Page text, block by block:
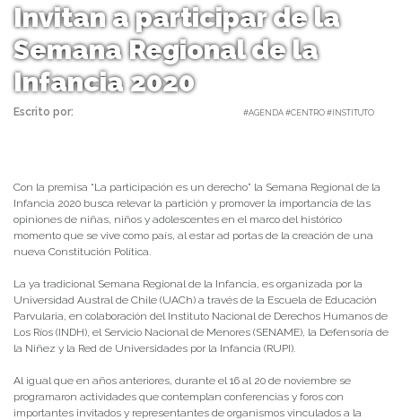
Invitan a participar de la
Semana Regional de la
Infancia 2020
Escrito por: #AGENDA #CENTRO #INSTITUTO
Con la premisa “La participación es un derecho” la Semana Regional de la
Infancia 2020 busca relevar la partición y promover la importancia de las
opiniones de niñas, niños y adolescentes en el marco del histórico
momento que se vive como país, al estar ad portas de la creación de una
nueva Constitución Política.
La ya tradicional Semana Regional de la Infancia, es organizada por la
Universidad Austral de Chile (UACh) a través de la Escuela de Educación
Parvularia, en colaboración del Instituto Nacional de Derechos Humanos de
Los Ríos (INDH), el Servicio Nacional de Menores (SENAME), la Defensoría de
la Niñez y la Red de Universidades por la Infancia (RUPI).
Al igual que en años anteriores, durante el 16 al 20 de noviembre se
programaron actividades que contemplan conferencias y foros con
importantes invitados y representantes de organismos vinculados a la